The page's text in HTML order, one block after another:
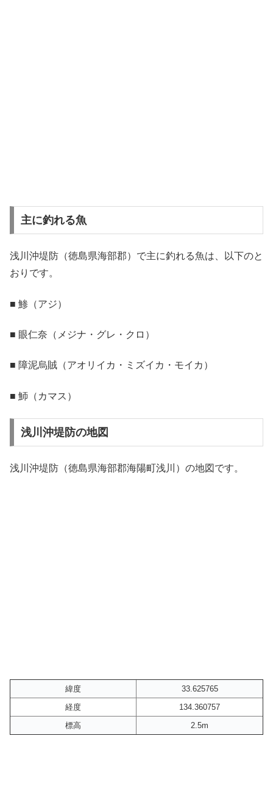
主に釣れる魚
浅川沖堤防（徳島県海部郡）で主に釣れる魚は、以下のと
おりです。
■ 鯵（アジ）
■ 眼仁奈（メジナ・グレ・クロ）
■ 障泥烏賊（アオリイカ・ミズイカ・モイカ）
■ 魳（カマス）
浅川沖堤防の地図
浅川沖堤防（徳島県海部郡海陽町浅川）の地図です。
緯度
33.625765
経度
134.360757
標高
2.5m